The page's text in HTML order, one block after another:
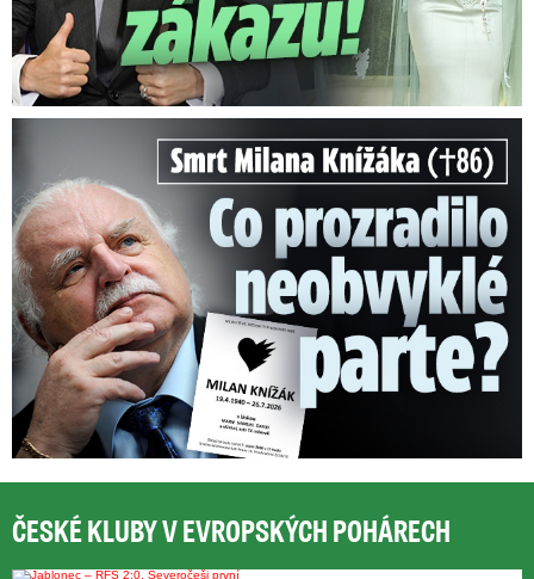
Smrt Milana Knížáka (†86): Co prozradilo neobvyklé parte?
ČESKÉ KLUBY V EVROPSKÝCH POHÁRECH